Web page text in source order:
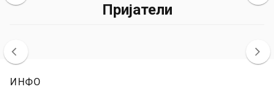
Пријатели
ИНФО